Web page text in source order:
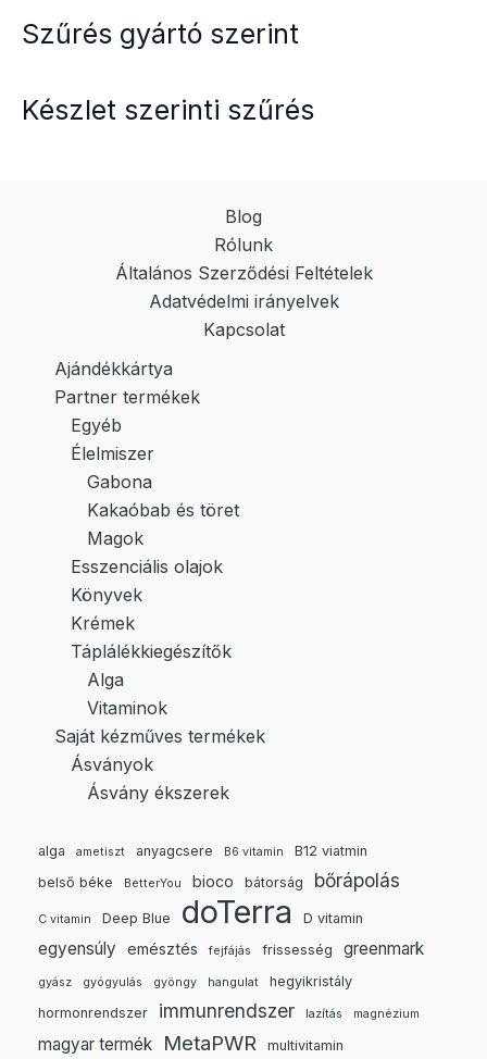
Szűrés gyártó szerint
Készlet szerinti szűrés
Blog
Rólunk
Általános Szerződési Feltételek
Adatvédelmi irányelvek
Kapcsolat
Ajándékkártya
Partner termékek
Egyéb
Élelmiszer
Gabona
Kakaóbab és töret
Magok
Esszenciális olajok
Könyvek
Krémek
Táplálékkiegészítők
Alga
Vitaminok
Saját kézműves termékek
Ásványok
Ásvány ékszerek
alga ametiszt anyagcsere B6 vitamin
B12 viatmin
belső béke
BetterYou bioco bátorság bőrápolás
C vitamin Deep Blue doTerra D vitamin
egyensúly emésztés fejfájás frissesség greenmark
gyász gyógyulás gyöngy hangulat
hegyikristály
hormonrendszer
immunrendszer lazítás magnézium
magyar termék MetaPWR multivitamin